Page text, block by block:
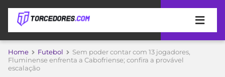
APOSTAS
DICAS
ÚLTIMAS
Home Futebol
Sem poder contar com 13 jogadores,
Fluminense enfrenta a Cabofriense; confira a provável
escalação
Acesse o perfil do autor
no Twitter